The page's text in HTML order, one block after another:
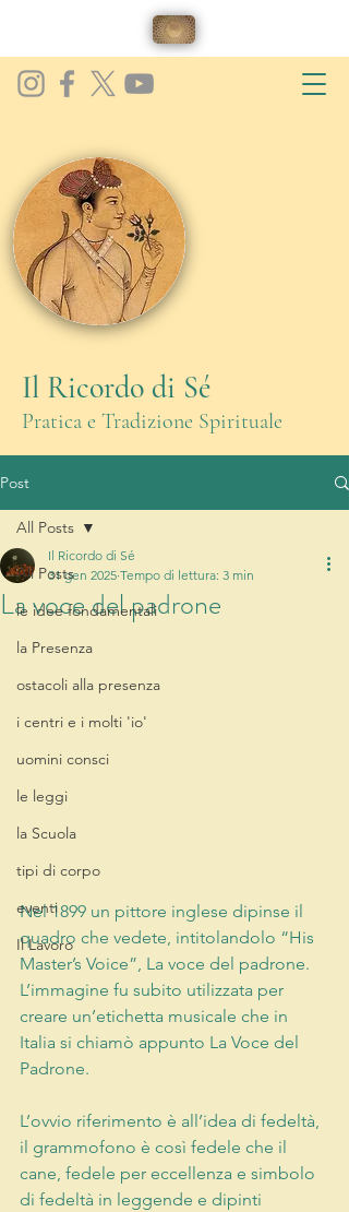
Il Ricordo di Sé
Pratica e Tradizione Spirituale
Post
All Posts
le idee fondamentali
la Presenza
ostacoli alla presenza
i centri e i molti 'io'
uomini consci
le leggi
la Scuola
tipi di corpo
eventi
Il Lavoro
All Posts
La voce del padrone
Il Ricordo di Sé
31 gen 2025 Tempo di lettura: 3 min
Nel 1899 un pittore inglese dipinse il
quadro che vedete, intitolandolo “His
Master’s Voice”, La voce del padrone.
L’immagine fu subito utilizzata per
creare un’etichetta musicale che in
Italia si chiamò appunto La Voce del
Padrone.
L’ovvio riferimento è all’idea di fedeltà,
il grammofono è così fedele che il
cane, fedele per eccellenza e simbolo
di fedeltà in leggende e dipinti